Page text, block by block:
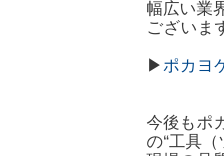
幅広い業
ございま
▶ポカヨ
今後もポ
の“工具